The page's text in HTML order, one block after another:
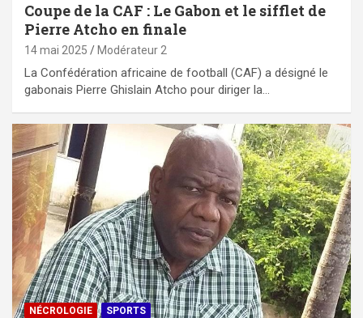
Coupe de la CAF : Le Gabon et le sifflet de
Pierre Atcho en finale
14 mai 2025 Modérateur 2
La Confédération africaine de football (CAF) a désigné le
gabonais Pierre Ghislain Atcho pour diriger la…
NÉCROLOGIE SPORTS